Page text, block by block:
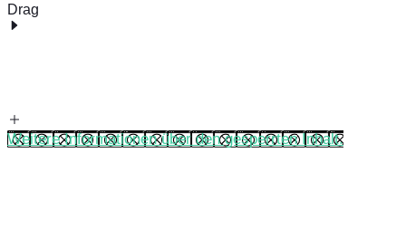
Drag
Weitere Informationen über den gesperrten Inhalt.